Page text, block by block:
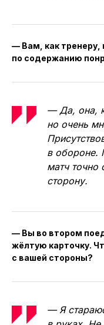
— Вам, как тренеру,
по содержанию
— Да, она,
но очень
в обороне.
матч точно
сторону.
— Вы во втором
жёлтую карточку.
с вашей стороны?
— Я